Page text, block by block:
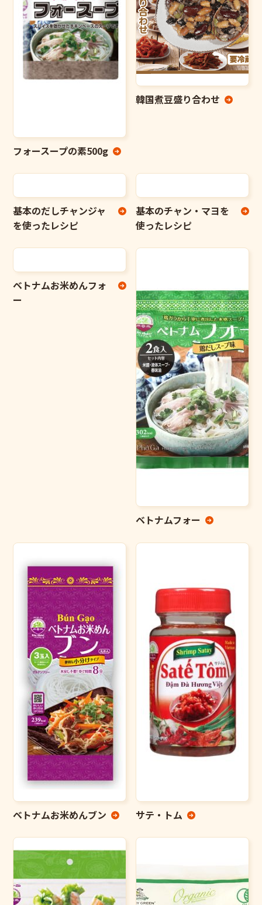
フォースープの素500g
韓国煮豆盛り合わせ
基本のだしチャンジャ
を使ったレシピ
基本のチャン・マヨを
使ったレシピ
ベトナムお米めんフォ
ー
ベトナムフォー
ベトナムお米めんブン サテ・トム